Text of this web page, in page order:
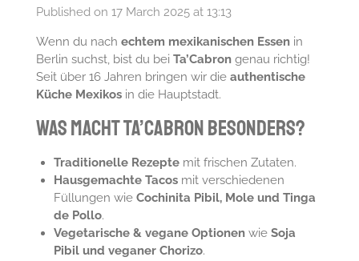
Published on 17 March 2025 at 13:13
Wenn du nach echtem mexikanischen Essenin
Berlin suchst, bist du bei Ta’Cabrongenau richtig!
Seit über 16 Jahren bringen wir die authentische
Küche Mexikosin die Hauptstadt.
Was macht Ta’Cabron besonders?
Traditionelle Rezepte mit frischen Zutaten.
Hausgemachte Tacos mit verschiedenen
Füllungen wieCochinita Pibil, Mole und Tinga
de Pollo.
Vegetarische & vegane Optionen wieSoja
Pibil und veganer Chorizo.